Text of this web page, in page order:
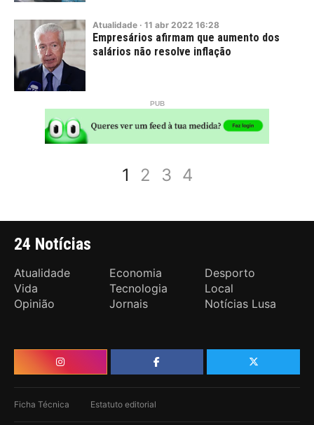
Atualidade · 11 abr 2022 16:28
Empresários afirmam que aumento dos
salários não resolve inflação
1 2 3 4
24 Notícias
Atualidade Economia
Desporto
Vida
Tecnologia
Local
Opinião
Jornais Notícias Lusa
Ficha Técnica Estatuto editorial